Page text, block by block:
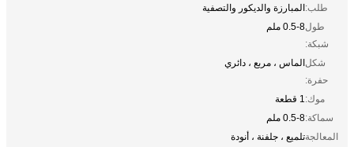
طلب:المبارزة والديكور والتصفية
طول
شبكة:
0.5-8 ملم
شكل
حفرة:
الماس ، مربع ، دائري
موك:1 قطعة
سماكة:0.5-8 ملم
المعالجةتلميع ، جلفنة ، أنودة